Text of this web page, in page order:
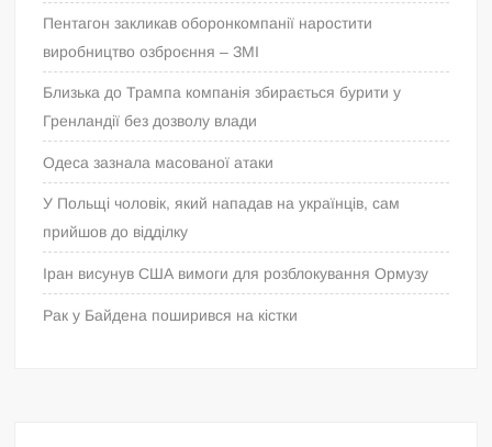
Пентагон закликав оборонкомпанії наростити
виробництво озброєння – ЗМІ
Близька до Трампа компанія збирається бурити у
Гренландії без дозволу влади
Одеса зазнала масованої атаки
У Польщі чоловік, який нападав на українців, сам
прийшов до відділку
Іран висунув США вимоги для розблокування Ормузу
Рак у Байдена поширився на кістки